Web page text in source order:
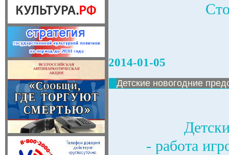
2014-01-05
Детские новогодние
- работа